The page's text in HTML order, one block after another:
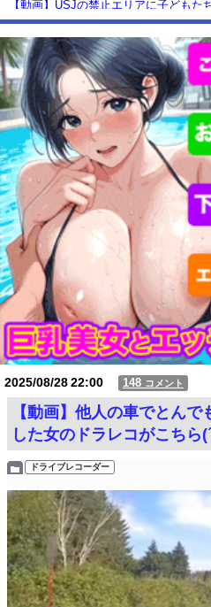
【動画】USJの禁止エリアに子ども
ても止まらない事態に
Powered by livedoor 相互RSS
2025/08/2822:00 148 コメント
【動画】他人の車でとん
した女のドラレコがこちら
ドライブレコーダー